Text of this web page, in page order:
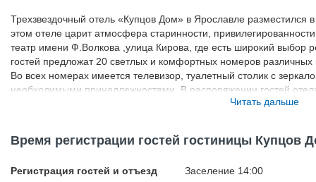
Трехзвездочный отель «Купцов Дом» в Ярославле разместился
этом отеле царит атмосфера старинности,
театр имени Ф.Волкова ,улица Кирова, где есть широкий выбор
гостей предложат 20 светлых и комфортных номеров
Во всех номерах имеется телевизор, туалетный столик с
необходимыми принадлежностями. В распоряжении гостей
чтением литературы на различных языках. Сервис отеля
Читать дальше
Время регистрации гостей гостиницы Купцов
Регистрация гостей и отъезд Заселение 14:00